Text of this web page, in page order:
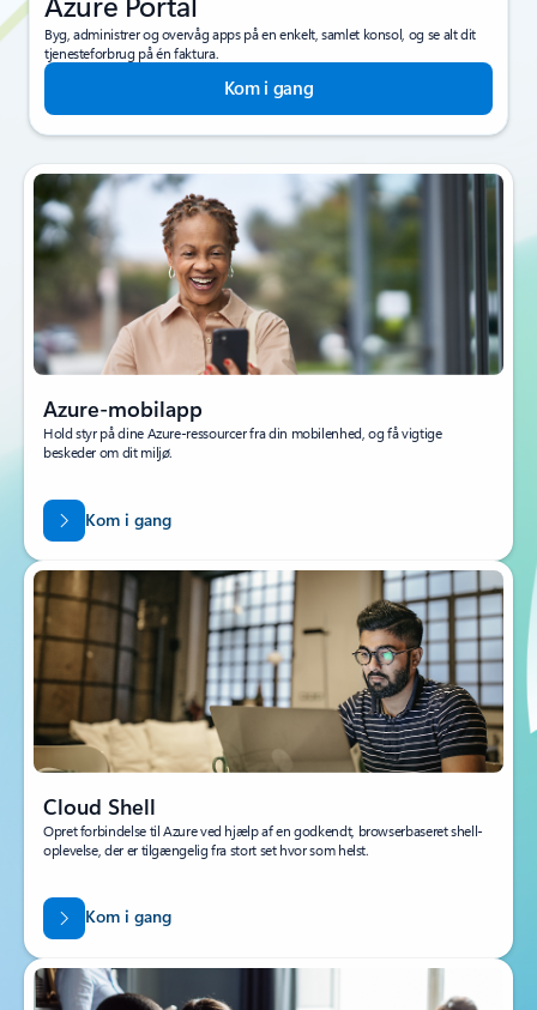
Byg, administrer og overvåg apps på en enkelt, samlet konsol, og se alt dit
tjenesteforbrug på én faktura.
Kom i gang
Azure-mobilapp
Hold styr på dine Azure-ressourcer fra din mobilenhed, og få vigtige
beskeder om dit miljø.
Kom i gang
Cloud Shell
Opret forbindelse til Azure ved hjælp af en godkendt, browserbaseret shell-
oplevelse, der er tilgængelig fra stort set hvor som helst.
Kom i gang